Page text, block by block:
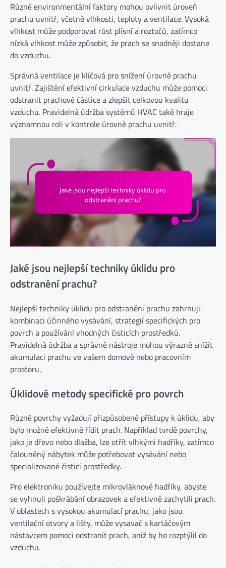
Různé environmentální faktory mohou ovlivnit úroveň
prachu uvnitř, včetně vlhkosti, teploty a ventilace. Vysoká
vlhkost může podporovat růst plísní a roztočů, zatímco
nízká vlhkost může způsobit, že prach se snadněji dostane
do vzduchu.
Správná ventilace je klíčová pro snížení úrovně prachu
uvnitř. Zajištění efektivní cirkulace vzduchu může pomoci
odstranit prachové částice a zlepšit celkovou kvalitu
vzduchu. Pravidelná údržba systémů HVAC také hraje
významnou roli v kontrole úrovně prachu uvnitř.
Jaké jsou nejlepší techniky úklidu pro
odstranění prachu?
Nejlepší techniky úklidu pro odstranění prachu zahrnují
kombinaci účinného vysávání, strategií specifických pro
povrch a používání vhodných čisticích prostředků.
Pravidelná údržba a správné nástroje mohou výrazně snížit
akumulaci prachu ve vašem domově nebo pracovním
prostoru.
Úklidové metody specifické pro povrch
Různé povrchy vyžadují přizpůsobené přístupy k úklidu, aby
bylo možné efektivně řídit prach. Například tvrdé povrchy,
jako je dřevo nebo dlažba, lze otřít vlhkými hadříky, zatímco
čalouněný nábytek může potřebovat vysávání nebo
specializované čisticí prostředky.
Pro elektroniku používejte mikrovláknové hadříky, abyste
se vyhnuli poškrábání obrazovek a efektivně zachytili prach.
V oblastech s vysokou akumulací prachu, jako jsou
ventilační otvory a lišty, může vysavač s kartáčovým
nástavcem pomoci odstranit prach, aniž by ho rozptýlil do
vzduchu.